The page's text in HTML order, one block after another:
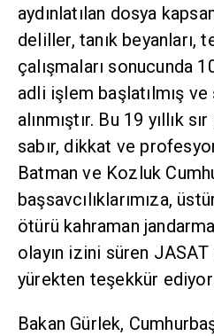
aydınlatılan dosya
deliller, tanık beyanları,
çalışmaları sonucunda
adli işlem başlatılmış
alınmıştır. Bu 19 yıllık
sabır, dikkat ve
Batman ve Kozluk
başsavcılıklarımıza,
ötürü kahraman
olayın izini süren
yürekten teşekkür
Bakan Gürlek,